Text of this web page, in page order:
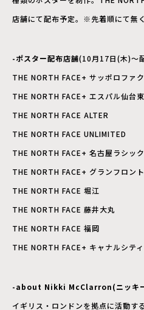
店舗にて配布予定。※先着順にて無
-ポスター配布店舗(10月17日(木)〜
THE NORTH FACE+ サッポロファ
THE NORTH FACE+ エスパル仙台
THE NORTH FACE ALTER
THE NORTH FACE UNLIMITED
THE NORTH FACE+ 名古屋ラシック
THE NORTH FACE+ グランフロン
THE NORTH FACE 堀江
THE NORTH FACE 藤井大丸
THE NORTH FACE 福岡
THE NORTH FACE+ キャナルシテ
-about Nikki McClarron(ニッキー
イギリス・ロンドンを拠点に活動す